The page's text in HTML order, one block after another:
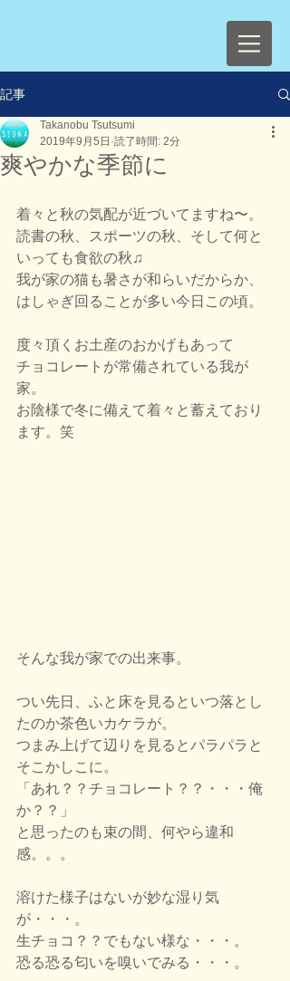
記事
爽やかな季節に
Takanobu Tsutsumi
2019年9月5日 読了時間: 2分
着々と秋の気配が近づいてますね〜。
読書の秋、スポーツの秋、そして何と
いっても食欲の秋♫
我が家の猫も暑さが和らいだからか、
はしゃぎ回ることが多い今日この頃。
度々頂くお土産のおかげもあって
チョコレートが常備されている我が
家。
お陰様で冬に備えて着々と蓄えており
ます。笑
そんな我が家での出来事。
つい先日、ふと床を見るといつ落とし
たのか茶色いカケラが。
つまみ上げて辺りを見るとパラパラと
そこかしこに。
「あれ？？チョコレート？？・・・俺
か？？」
と思ったのも束の間、何やら違和
感。。。
溶けた様子はないが妙な湿り気
が・・・。
生チョコ？？でもない様な・・・。
恐る恐る匂いを嗅いでみる・・・。